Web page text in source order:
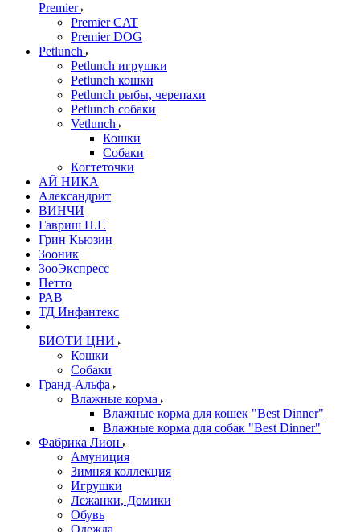
Premier
Premier CAT
Premier DOG
Petlunch
Petlunch игрушки
Petlunch кошки
Petlunch рыбы, черепахи
Petlunch собаки
Vetlunch
Кошки
Собаки
Когтеточки
АЙ НИКА
Александрит
ВИНЧИ
Гавриш Н.Г.
Грин Кьюзин
Зооник
ЗооЭкспресс
Петто
РАВ
ТД Инфантекс
БИОТИ ЦНИ
Кошки
Собаки
Гранд-Альфа
Влажные корма
Влажные корма для кошек "Best Dinner"
Влажные корма для собак "Best Dinner"
Фабрика Лион
Амуниция
Зимняя коллекция
Игрушки
Лежанки, Домики
Обувь
Одежда